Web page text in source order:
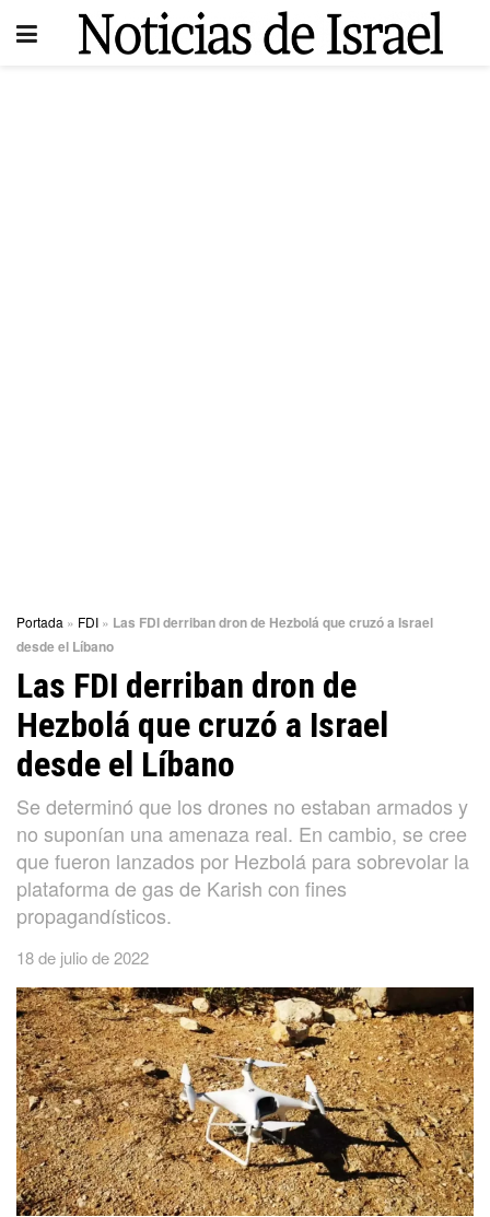
Portada » FDI » Las FDI derriban dron de Hezbolá que cruzó a Israel
desde el Líbano
Las FDI derriban dron de
Hezbolá que cruzó a Israel
desde el Líbano
Se determinó que los drones no estaban armados y
no suponían una amenaza real. En cambio, se cree
que fueron lanzados por Hezbolá para sobrevolar la
plataforma de gas de Karish con fines
propagandísticos.
18 de julio de 2022